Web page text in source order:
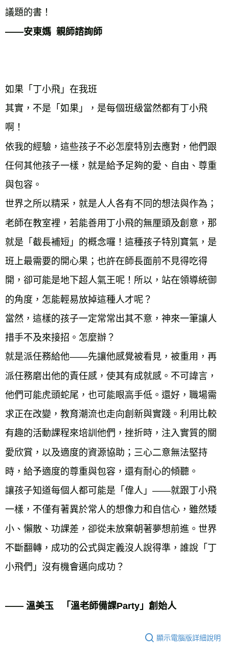
——安東媽  親師諮詢師
如果「丁小飛」在我班
其實，不是「如果」，是每個班級當然都有丁小飛
啊！
依我的經驗，這些孩子不必怎麼特別去應對，他們跟
任何其他孩子一樣，就是給予足夠的愛、自由、尊重
與包容。
世界之所以精采，就是人人各有不同的想法與作為；
老師在教室裡，若能善用丁小飛的無厘頭及創意，那
就是「截長補短」的概念囉！這種孩子特別寶氣，是
班上最需要的開心果；也許在師長面前不見得吃得
開，卻可能是地下超人氣王呢！所以，站在領導統御
的角度，怎能輕易放掉這種人才呢？
當然，這樣的孩子一定常常出其不意，神來一筆讓人
措手不及來接招。怎麼辦？
就是派任務給他——先讓他感覺被看見，被重用，再
派任務磨出他的責任感，使其有成就感。不可諱言，
他們可能虎頭蛇尾，也可能眼高手低。還好，職場需
求正在改變，教育潮流也走向創新與實踐。利用比較
有趣的活動課程來培訓他們，挫折時，注入實質的關
愛欣賞，以及適度的資源協助；三心二意無法堅持
時，給予適度的尊重與包容，還有耐心的傾聽。
讓孩子知道每個人都可能是「偉人」——就跟丁小飛
一樣，不僅有著異於常人的想像力和自信心，雖然矮
小、懶散、功課差，卻從未放棄朝著夢想前進。世界
不斷翻轉，成功的公式與定義沒人說得準，誰說「丁
小飛們」沒有機會邁向成功？
—— 溫美玉   「溫老師備課Party」創始人
顯示電腦版詳細說明